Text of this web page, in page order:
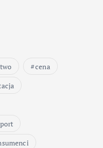
cena